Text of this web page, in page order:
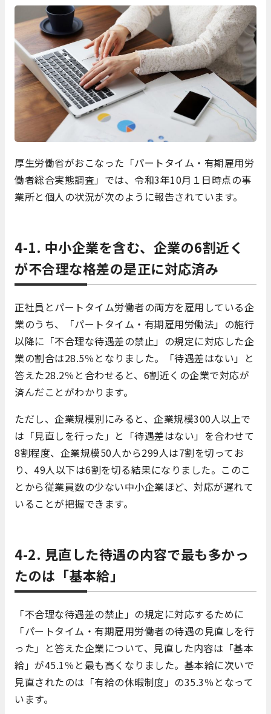
厚生労働省がおこなった「パートタイム・有期雇用労
働者総合実態調査」では、令和3年10月１日時点の事
業所と個人の状況が次のように報告されています。
4-1. 中小企業を含む、企業の6割近く
が不合理な格差の是正に対応済み
正社員とパートタイム労働者の両方を雇用している企
業のうち、「パートタイム・有期雇用労働法」の施行
以降に「不合理な待遇差の禁止」の規定に対応した企
業の割合は28.5％となりました。「待遇差はない」と
答えた28.2％と合わせると、6割近くの企業で対応が
済んだことがわかります。
ただし、企業規模別にみると、企業規模300人以上で
は「見直しを行った」と「待遇差はない」を合わせて
8割程度、企業規模50人から299人は7割を切ってお
り、49人以下は6割を切る結果になりました。このこ
とから従業員数の少ない中小企業ほど、対応が遅れて
いることが把握できます。
4-2. 見直した待遇の内容で最も多かっ
たのは「基本給」
「不合理な待遇差の禁止」の規定に対応するために
「パートタイム・有期雇用労働者の待遇の見直しを行
った」と答えた企業について、見直した内容は「基本
給」が45.1％と最も高くなりました。基本給に次いで
見直されたのは「有給の休暇制度」の35.3％となって
います。